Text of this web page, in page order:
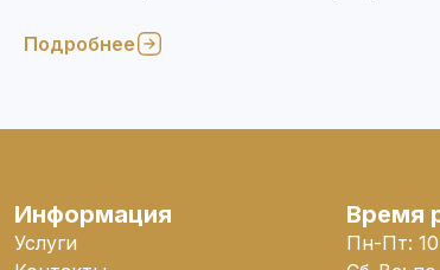
Подробнее
Информация
Услуги
Время
Пн-Пт: